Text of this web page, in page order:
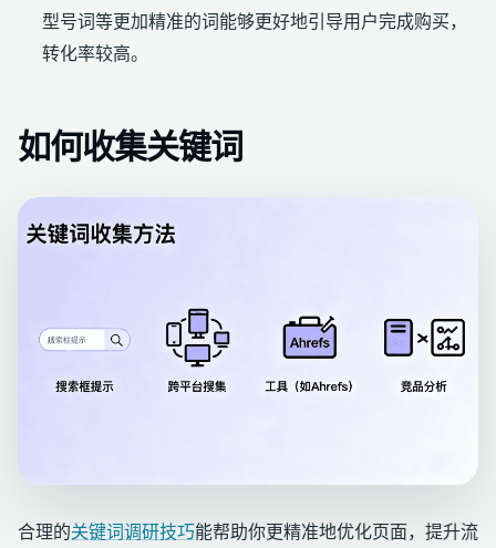
型号词等更加精准的词能够更好地引导用户完成购买，
转化率较高。
如何收集关键词
合理的关键词调研技巧能帮助你更精准地优化页面，提升流